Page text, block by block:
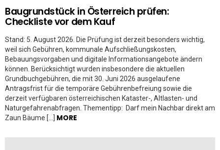
Baugrundstück in Österreich prüfen:
Checkliste vor dem Kauf
Stand: 5. August 2026. Die Prüfung ist derzeit besonders wichtig,
weil sich Gebühren, kommunale Aufschließungskosten,
Bebauungsvorgaben und digitale Informationsangebote ändern
können. Berücksichtigt wurden insbesondere die aktuellen
Grundbuchgebühren, die mit 30. Juni 2026 ausgelaufene
Antragsfrist für die temporäre Gebührenbefreiung sowie die
derzeit verfügbaren österreichischen Kataster-, Altlasten- und
Naturgefahrenabfragen. Thementipp: Darf mein Nachbar direkt am
Zaun Bäume […] MORE